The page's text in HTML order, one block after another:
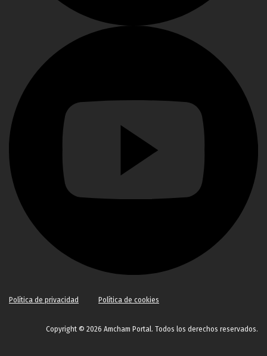
Política de privacidad Política de cookies
Copyright © 2026 Amcham Portal. Todos los derechos reservados.